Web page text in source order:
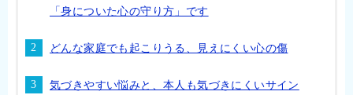
「身についた心の守り方」です
どんな家庭でも起こりうる、見えにくい心の傷
気づきやすい悩みと、本人も気づきにくいサイン